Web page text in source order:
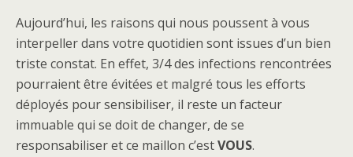
Aujourd’hui, les raisons qui nous poussent à vous
interpeller dans votre quotidien sont issues d’un bien
triste constat. En effet, 3/4 des infections rencontrées
pourraient être évitées et malgré tous les efforts
déployés pour sensibiliser, il reste un facteur
immuable qui se doit de changer, de se
responsabiliser et ce maillon c’estVOUS.